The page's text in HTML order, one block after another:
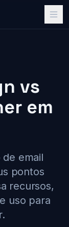
vs
em
de email
pontos
recursos,
uso para